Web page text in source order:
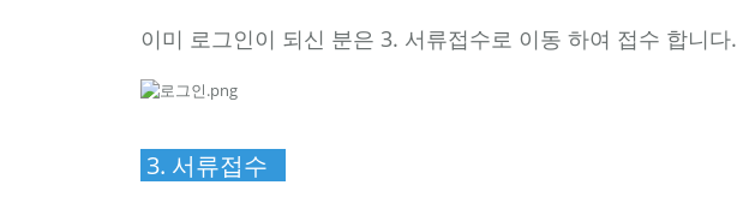
이미 로그인이 되신 분은 3. 서류접수로 이동 하여 접수 합니다.
3. 서류접수